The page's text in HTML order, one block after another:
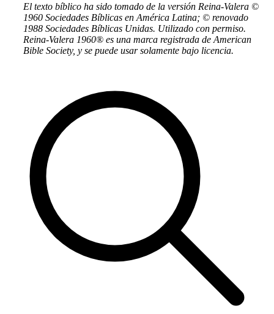
El texto bíblico ha sido tomado de la versión Reina-Valera ©
1960 Sociedades Bíblicas en América Latina; © renovado
1988 Sociedades Bíblicas Unidas. Utilizado con permiso.
Reina-Valera 1960® es una marca registrada de American
Bible Society, y se puede usar solamente bajo licencia.